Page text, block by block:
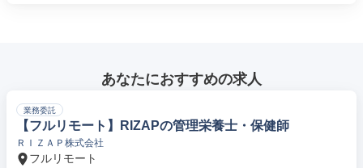
あなたにおすすめの求人
業務委託
【フルリモート】RIZAPの管理栄養士・保健師
ＲＩＺＡＰ株式会社
フルリモート